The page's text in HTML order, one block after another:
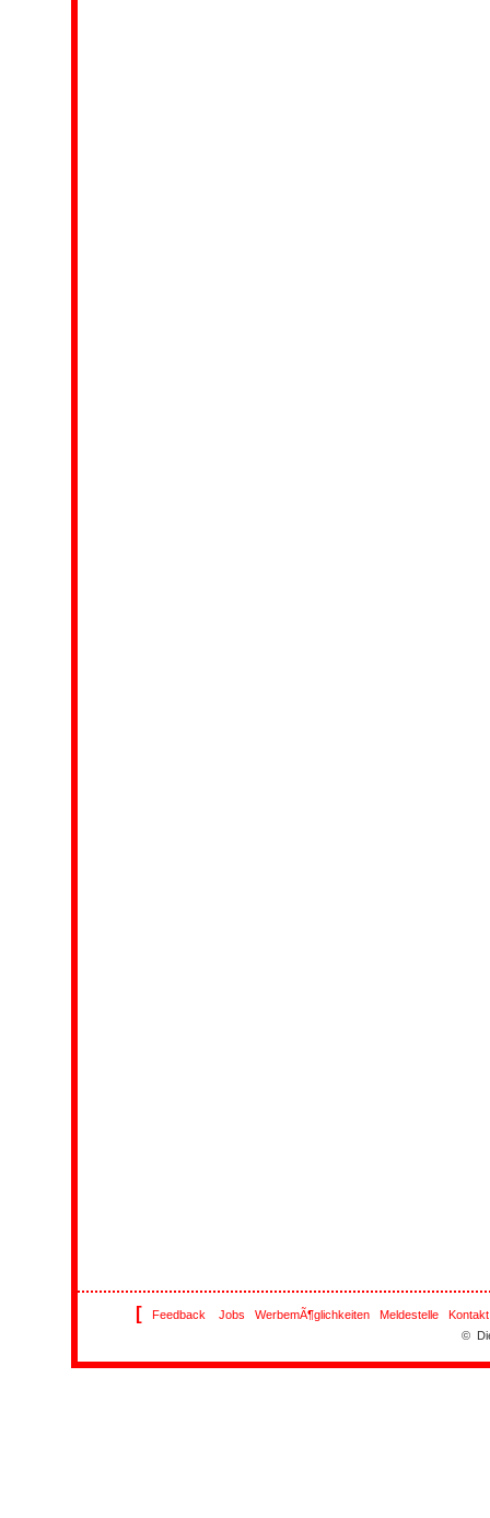
[ Feedback Jobs WerbemÃ¶glichkeiten Meldestelle
Kontakt
©